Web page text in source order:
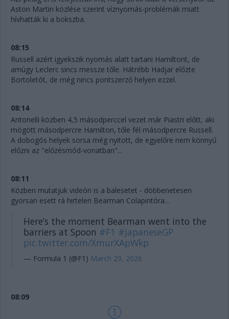
Aston Martin közlése szerint víznyomás-problémák miatt
hívhatták ki a bokszba.
08:15
Russell azért igyekszik nyomás alatt tartani Hamiltont, de
amúgy Leclerc sincs messze tőle. Hátrébb Hadjar előzte
Bortoletót, de még nincs pontszerző helyen ezzel.
08:14
Antonelli közben 4,5 másodperccel vezet már Piastri előtt, aki
mögött másodpercre Hamilton, tőle fél másodpercre Russell.
A dobogós helyek sorsa még nyitott, de egyelőre nem könnyű
előzni az "előzésmód-vonatban"...
08:11
Közben mutatjuk videón is a balesetet - döbbenetesen
gyorsan esett rá hirtelen Bearman Colapintóra...
Here’s the moment Bearman went into the
barriers at Spoon #F1 #JapaneseGP
pic.twitter.com/XmurXApWkp
— Formula 1 (@F1) March 29, 2026
08:09